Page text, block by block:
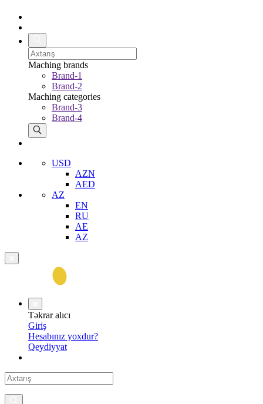
Maching brands
Brand-1
Brand-2
Maching categories
Brand-3
Brand-4
USD
AZN
AED
AZ
EN
RU
AE
AZ
Təkrar alıcı
Giriş
Hesabınız yoxdur?
Qeydiyyat